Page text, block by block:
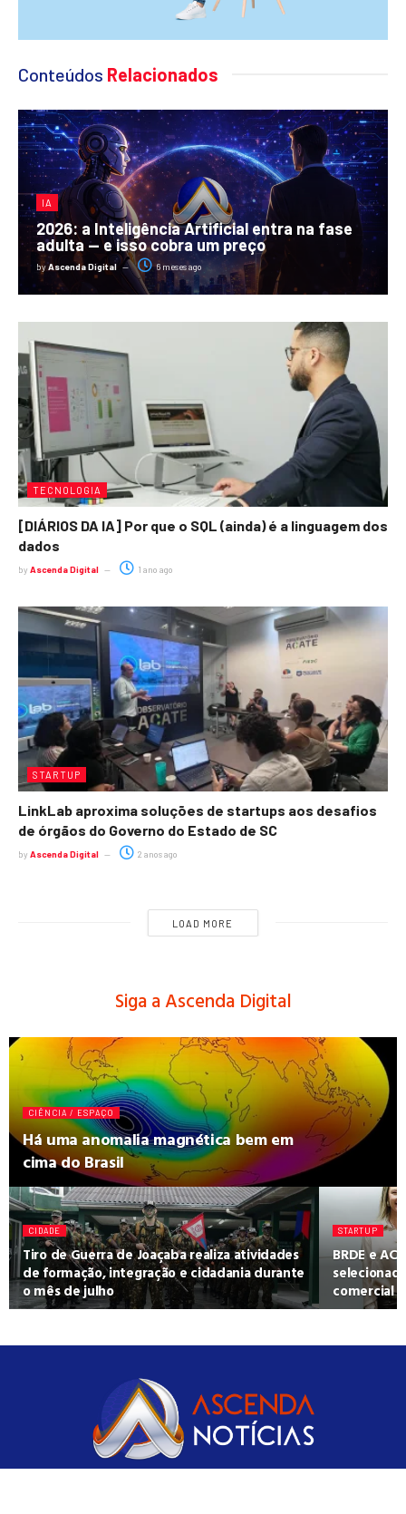
Conteúdos Relacionados
IA
2026: a Inteligência Artificial entra na fase
adulta — e isso cobra um preço
byAscenda Digital 6 meses ago
TECNOLOGIA
[DIÁRIOS DA IA] Por que o SQL (ainda) é a linguagem dos
dados
by Ascenda Digital 1 ano ago
STARTUP
LinkLab aproxima soluções de startups aos desafios
de órgãos do Governo do Estado de SC
by Ascenda Digital 2 anos ago
LOAD MORE
Siga a Ascenda Digital
CIÊNCIA / ESPAÇO
Há uma anomalia magnética bem em
cima do Brasil
CIDADE
Tiro de Guerra de Joaçaba realiza atividades
de formação, integração e cidadania durante
o mês de julho
STARTUP
BRDE e
comercial